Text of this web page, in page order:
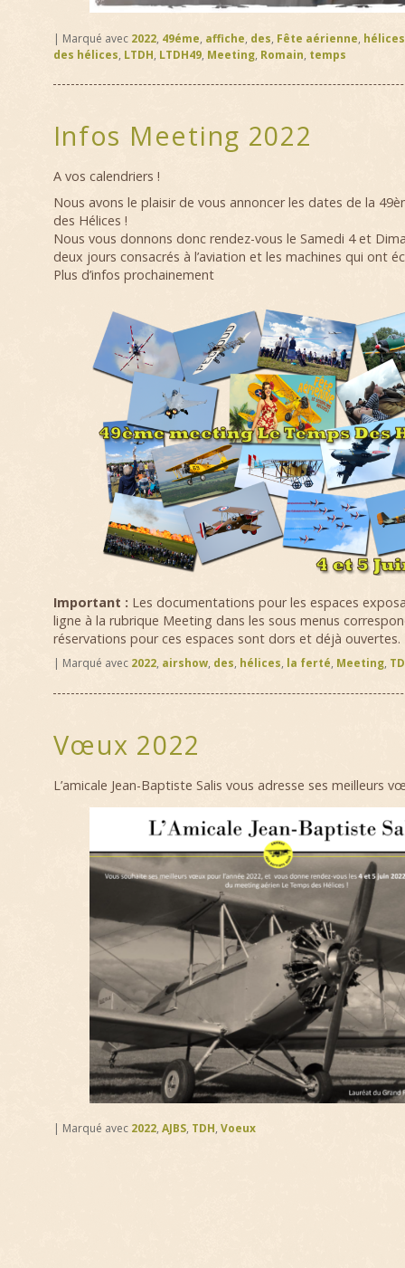
| Marqué avec 2022, 49éme, affiche, des, Fête aérienne, hélices
des hélices, LTDH, LTDH49, Meeting, Romain, temps
Infos Meeting 2022
A vos calendriers !
Nous avons le plaisir de vous annoncer les dates de la
des Hélices !
Nous vous donnons donc rendez-vous le Samedi 4 et
deux jours consacrés à l’aviation et les machines qui ont
Plus d’infos prochainement
Important : Les documentations pour les espaces
ligne à la rubrique Meeting dans les sous menus
réservations pour ces espaces sont dors et déjà ouvertes.
| Marqué avec 2022, airshow, des, hélices, la ferté, Meeting,
Vœux 2022
L’amicale Jean-Baptiste Salis vous adresse ses meilleurs
| Marqué avec 2022, AJBS, TDH, Voeux